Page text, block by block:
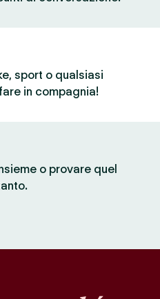
sport o qualsiasi
in compagnia!
o provare quel